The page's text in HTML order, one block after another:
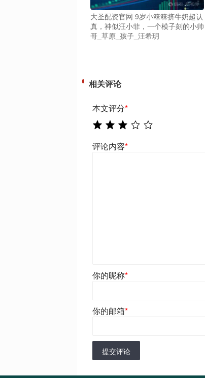
大圣配资官网 9岁小箖箖挤牛奶超认
真，神似汪小菲，一个模子刻的小帅
哥_草原_孩子_汪希玥
相关评论
本文评分*
评论内容*
你的昵称*
你的邮箱*
提交评论